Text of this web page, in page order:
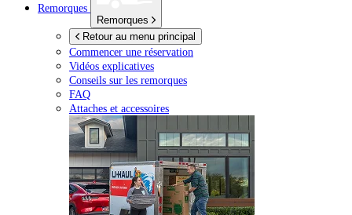
Remorques
Remorques
Retour au menu principal
Commencer une réservation
Vidéos explicatives
Conseils sur les remorques
FAQ
Attaches et accessoires